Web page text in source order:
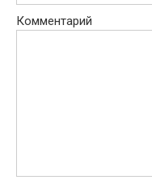
Комментарий